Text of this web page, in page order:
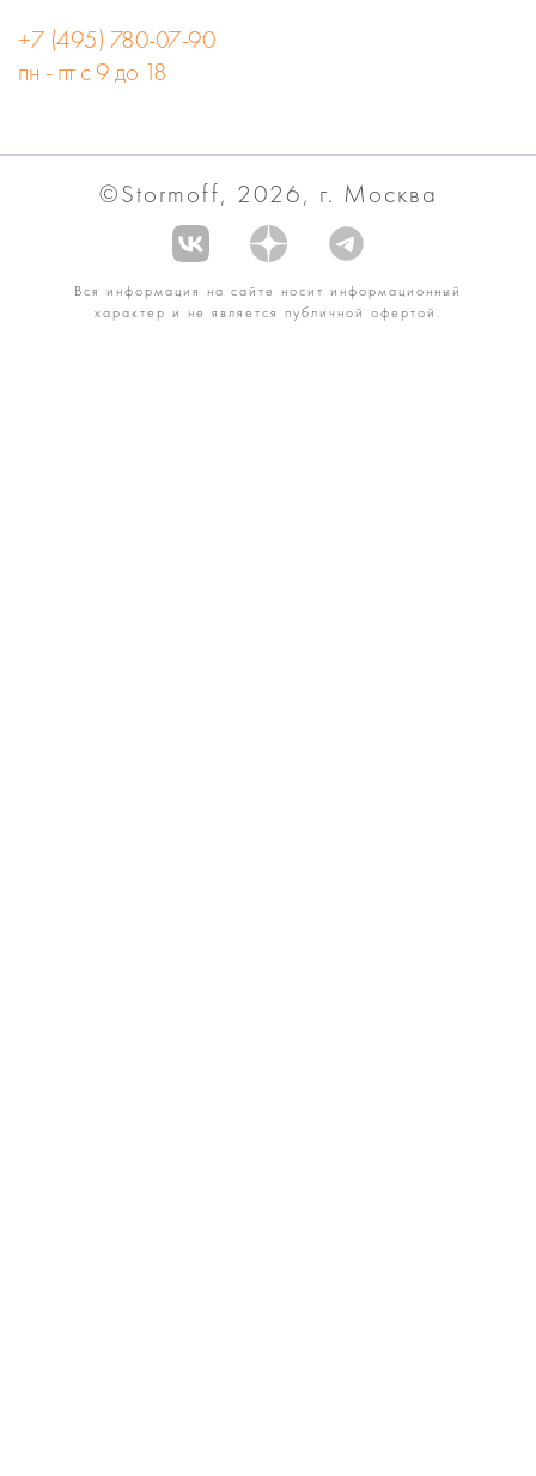
+7 (495) 780-07-90
пн - пт с 9 до 18
©Stormoff, 2026, г. Москва
Вся информация на сайте носит информационный
характер и не является публичной офертой.